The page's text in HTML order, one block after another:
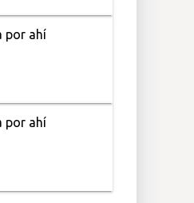
por ahí
por ahí